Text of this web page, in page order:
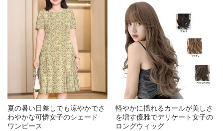
夏の暑い日差しでも涼やかでさ
わやかな可憐女子のシェード
ワンピース
軽やかに揺れるカールが美しさ
を増す優雅でデリケート女子の
ロングウィッグ